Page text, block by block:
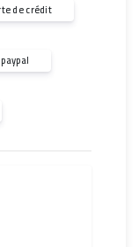
de crédit